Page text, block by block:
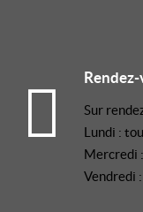
Sur
Lundi :
Mercredi
Vendredi